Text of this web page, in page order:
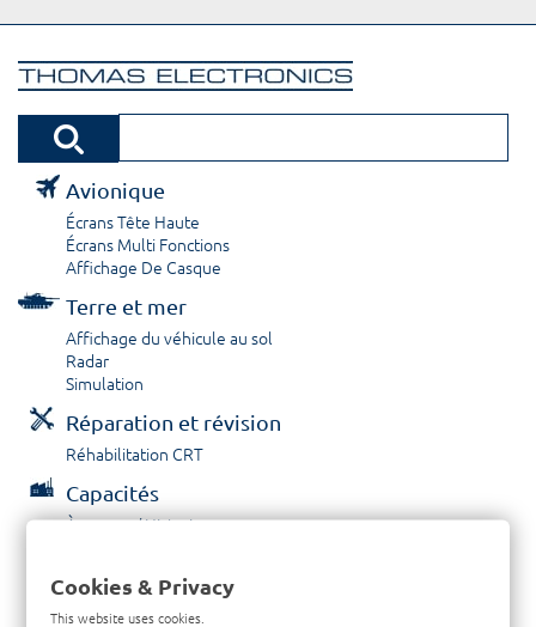
Avionique
Écrans Tête Haute
Écrans Multi Fonctions
Affichage De Casque
Terre et mer
Affichage du véhicule au sol
Radar
Simulation
Réparation et révision
Réhabilitation CRT
Capacités
À propos / Historique
Contactez nous
Cookies & Privacy
This website uses cookies.